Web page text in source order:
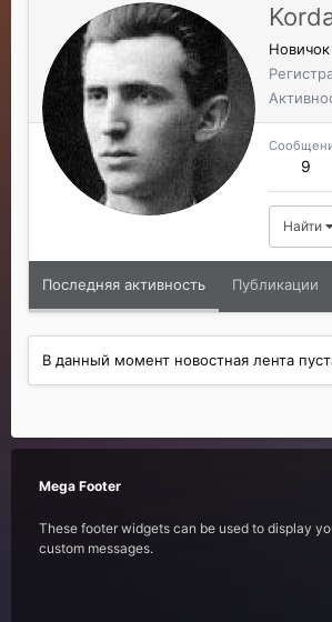
Новичок
9
Найти
Последняя активность Публикации
В данный момент новостная лента
Mega Footer
These footer widgets can be used to display
custom messages.